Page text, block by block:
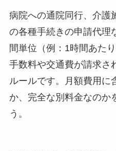
病院への通院同行、介護
の各種手続きの申請代理
間単位（例：1時間あた
手数料や交通費が請求さ
ルールです。月額費用に
か、完全な別料金なのか
う。